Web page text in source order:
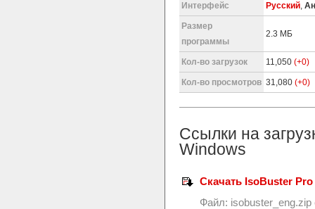
Интерфейс Русский,
Размер
программы
2.3 МБ
Кол-во загрузок 11,050 (+0)
Кол-во просмотров 31,080 (+0)
Ссылки на
Windows
Скачать IsoBuster Pro
Файл: isobuster_eng.zip